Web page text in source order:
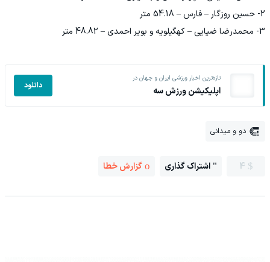
2- حسین روزگار – فارس – 54.18 متر
3- محمدرضا ضیایی – کهگیلویه و بویر احمدی – 48.82 متر
تازه‌ترین اخبار ورزشی ایران و جهان در
اپلیکیشن ورزش سه دانلود
دو و میدانی
4 اشتراک گذاری گزارش خطا